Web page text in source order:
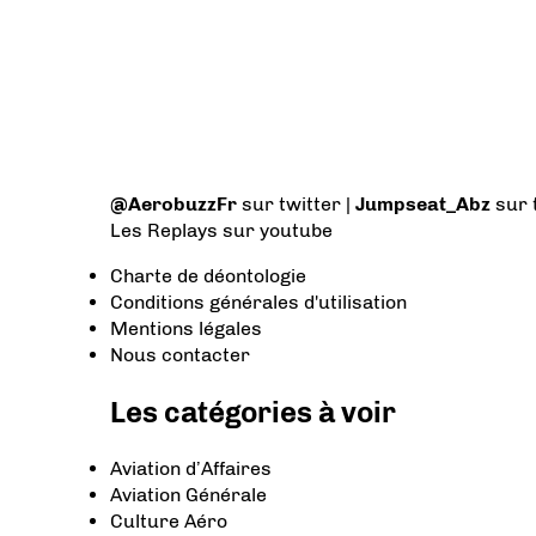
@AerobuzzFr sur twitter | Jumpseat_Abz sur
Les Replays sur youtube
Charte de déontologie
Conditions générales d'utilisation
Mentions légales
Nous contacter
Les catégories à voir
Aviation d’Affaires
Aviation Générale
Culture Aéro